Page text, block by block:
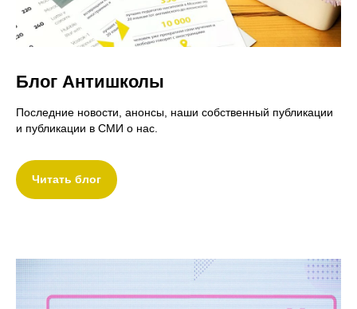
Блог Антишколы
Последние новости, анонсы, наши собственный публикации
и публикации в СМИ о нас.
Читать блог